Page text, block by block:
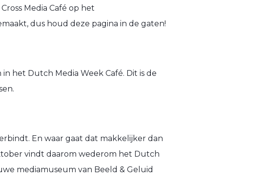
Media Café op het
dus houd deze pagina in de gaten!
het Dutch Media Week Café. Dit is de
En waar gaat dat makkelijker dan
vindt daarom wederom het Dutch
mediamuseum van Beeld & Geluid